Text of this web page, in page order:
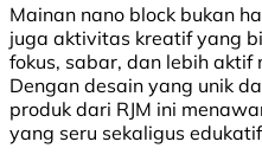
Mainan nano block bukan
juga aktivitas kreatif yang
fokus, sabar, dan lebih aktif
Dengan desain yang unik
produk dari RJM ini
yang seru sekaligus